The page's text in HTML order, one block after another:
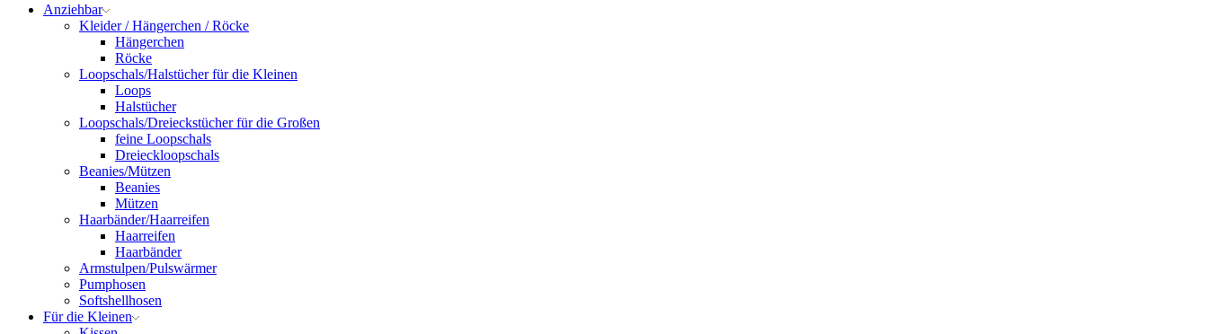
Anziehbar
Kleider / Hängerchen / Röcke
Hängerchen
Röcke
Loopschals/Halstücher für die Kleinen
Loops
Halstücher
Loopschals/Dreieckstücher für die Großen
feine Loopschals
Dreieckloopschals
Beanies/Mützen
Beanies
Mützen
Haarbänder/Haarreifen
Haarreifen
Haarbänder
Armstulpen/Pulswärmer
Pumphosen
Softshellhosen
Für die Kleinen